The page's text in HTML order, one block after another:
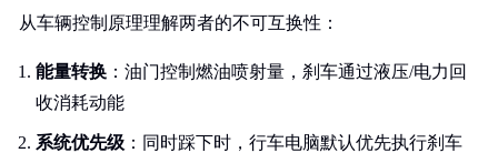
从车辆控制原理理解两者的不可互换性：
能量转换 ：油门控制燃油喷射量，刹车通过液压/电力回
收消耗动能
系统优先级 ：同时踩下时，行车电脑默认优先执行刹车